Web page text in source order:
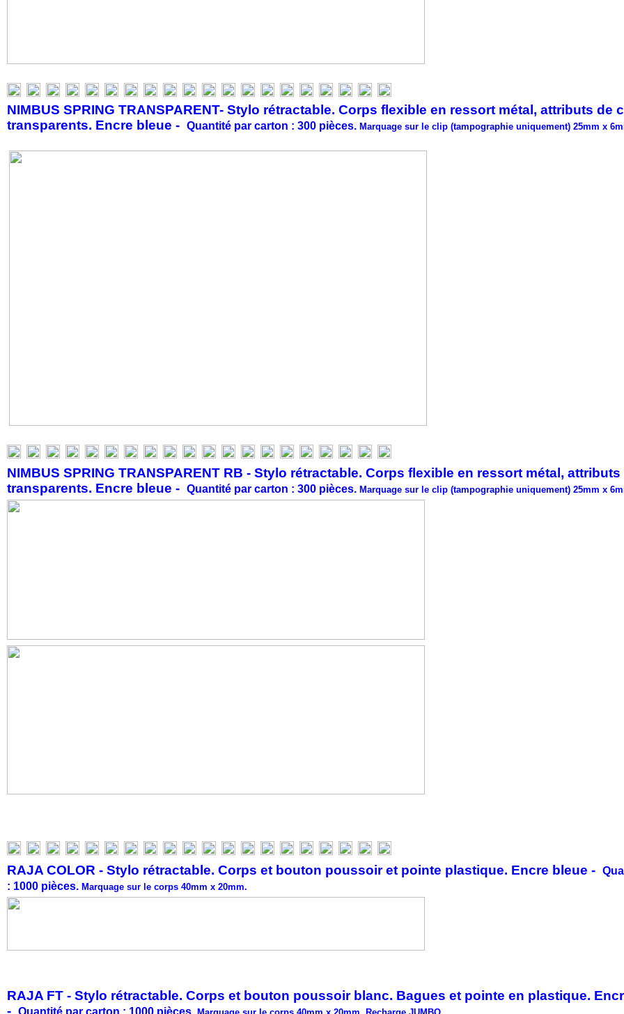
NIMBUS SPRING TRANSPARENT- Stylo rétractable. Corps flexible en ressort métal, attributs de
transparents. Encre bleue - Quantité par carton : 300 pièces. Marquage sur le clip (tampographie uniquement) 25mm x
NIMBUS SPRING TRANSPARENT RB - Stylo rétractable. Corps flexible en ressort métal,
transparents. Encre bleue - Quantité par carton : 300 pièces. Marquage sur le clip (tampographie uniquement) 25mm x
RAJA COLOR - Stylo rétractable. Corps et bouton poussoir et pointe plastique. Encre bleue -
: 1000 pièces. Marquage sur le corps 40mm x 20mm.
RAJA FT - Stylo rétractable. Corps et bouton poussoir blanc. Bagues et pointe en plastique.
-